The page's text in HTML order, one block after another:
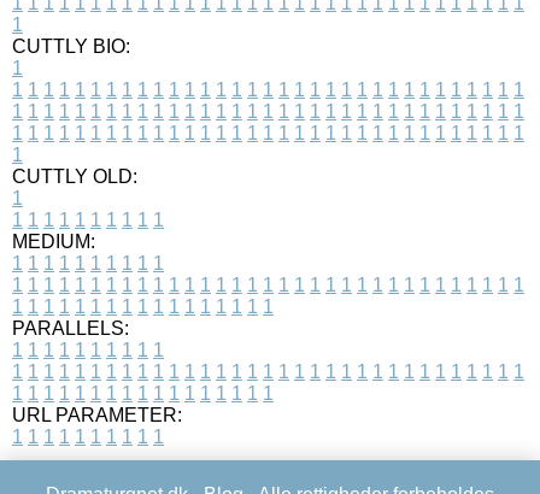
1
CUTTLY BIO:
1
1 1 1 1 1 1 1 1 1 1 1 1 1 1 1 1 1 1 1 1 1 1 1 1 1 1 1 1 1 1 1 1 1
1 1 1 1 1 1 1 1 1 1 1 1 1 1 1 1 1 1 1 1 1 1 1 1 1 1 1 1 1 1 1 1 1
1 1 1 1 1 1 1 1 1 1 1 1 1 1 1 1 1 1 1 1 1 1 1 1 1 1 1 1 1 1 1 1 1
1
CUTTLY OLD:
1
1 1 1 1 1 1 1 1 1 1
MEDIUM:
1 1 1 1 1 1 1 1 1 1
1 1 1 1 1 1 1 1 1 1 1 1 1 1 1 1 1 1 1 1 1 1 1 1 1 1 1 1 1 1 1 1 1
1 1 1 1 1 1 1 1 1 1 1 1 1 1 1 1 1
PARALLELS:
1 1 1 1 1 1 1 1 1 1
1 1 1 1 1 1 1 1 1 1 1 1 1 1 1 1 1 1 1 1 1 1 1 1 1 1 1 1 1 1 1 1 1
1 1 1 1 1 1 1 1 1 1 1 1 1 1 1 1 1
URL PARAMETER:
1 1 1 1 1 1 1 1 1 1